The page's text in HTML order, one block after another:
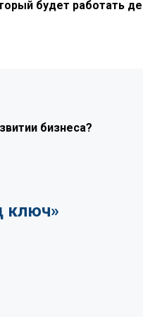
будет работать
бизнеса?
ключ»